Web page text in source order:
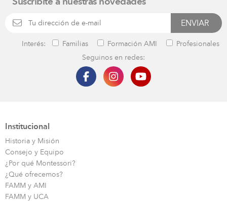
Suscribite a nuestras novedades
Interés: Familias Formación AMI
Profesionales
Seguinos en redes:
Institucional
Historia y Misión
Consejo y Equipo
¿Por qué Montessori?
¿Qué ofrecemos?
FAMM y AMI
FAMM y UCA